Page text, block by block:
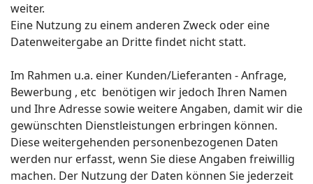
weiter.
Eine Nutzung zu einem anderen Zweck oder eine
Datenweitergabe an Dritte findet nicht statt.
Im Rahmen u.a. einer Kunden/Lieferanten - Anfrage,
Bewerbung , etc benötigen wir jedoch Ihren Namen
und Ihre Adresse sowie weitere Angaben, damit wir die
gewünschten Dienstleistungen erbringen können.
Diese weitergehenden personenbezogenen Daten
werden nur erfasst, wenn Sie diese Angaben freiwillig
machen. Der Nutzung der Daten können Sie jederzeit